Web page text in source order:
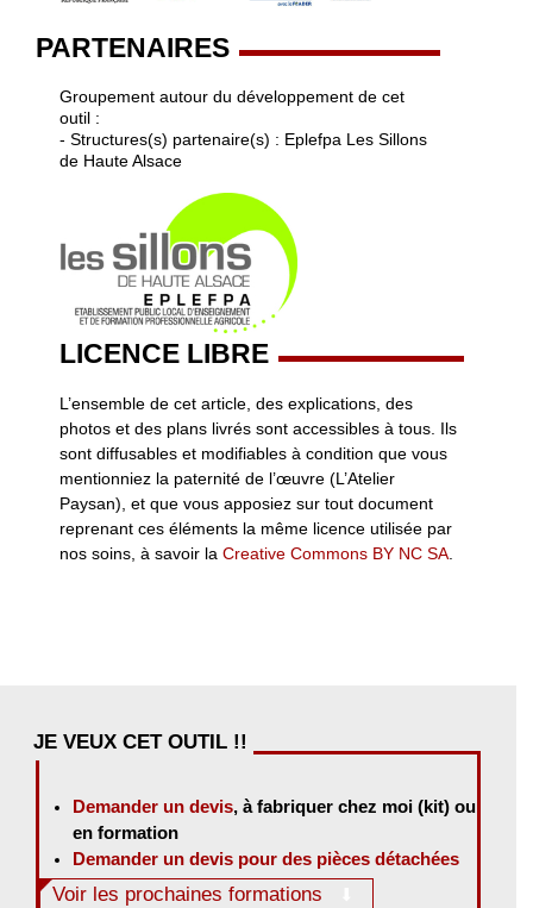
PARTENAIRES
Groupement autour du développement de cet
outil :
- Structures(s) partenaire(s) : Eplefpa Les Sillons
de Haute Alsace
LICENCE LIBRE
L’ensemble de cet article, des explications, des
photos et des plans livrés sont accessibles à tous. Ils
sont diffusables et modifiables à condition que vous
mentionniez la paternité de l’œuvre (L’Atelier
Paysan), et que vous apposiez sur tout document
reprenant ces éléments la même licence utilisée par
nos soins, à savoir la Creative Commons BY NC SA.
JE VEUX CET OUTIL !!
Demander un devis, à fabriquer chez moi (kit) ou
en formation
Demander un devis pour des pièces détachées
Voir les prochaines formations